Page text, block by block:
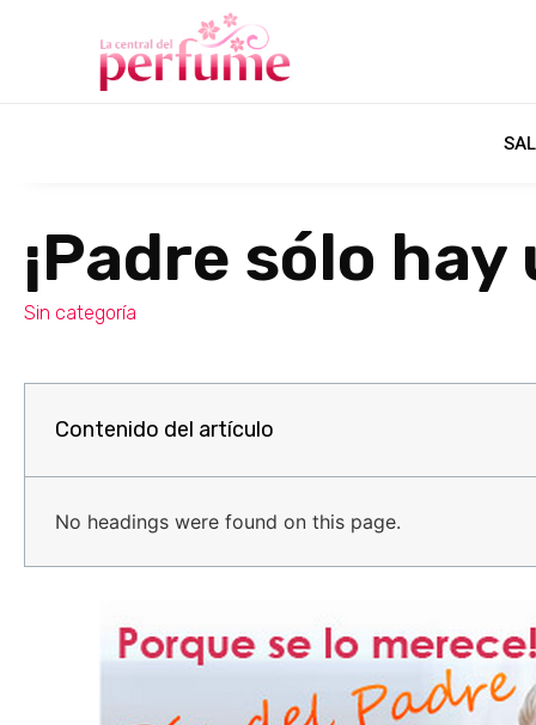
¡Padre sólo hay
Sin categoría
Contenido del artículo
No headings were found on this page.